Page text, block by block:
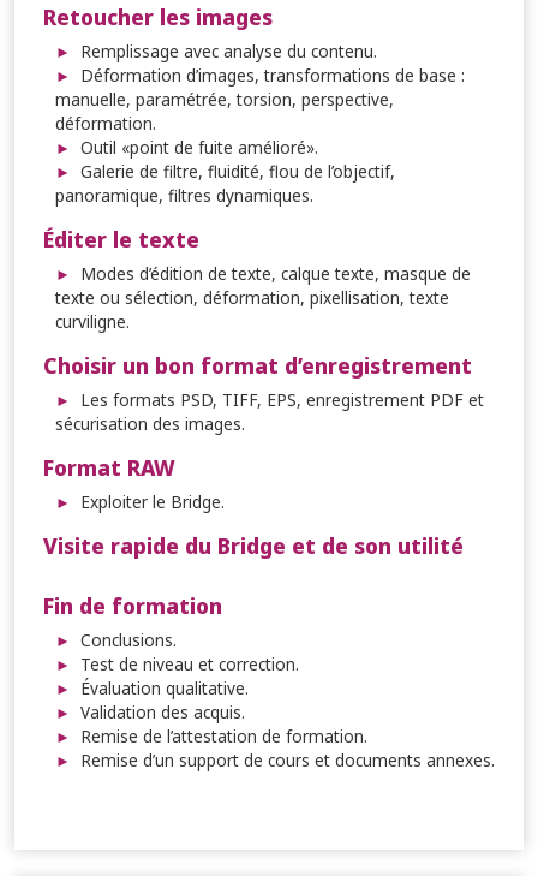
Retoucher les images
Remplissage avec analyse du contenu.
Déformation d’images, transformations de base :
manuelle, paramétrée, torsion, perspective,
déformation.
Outil «point de fuite amélioré».
Galerie de filtre, fluidité, flou de l’objectif,
panoramique, filtres dynamiques.
Éditer le texte
Modes d’édition de texte, calque texte, masque de
texte ou sélection, déformation, pixellisation, texte
curviligne.
Choisir un bon format d’enregistrement
Les formats PSD, TIFF, EPS, enregistrement PDF et
sécurisation des images.
Format RAW
Exploiter le Bridge.
Visite rapide du Bridge et de son utilité
Fin de formation
Conclusions.
Test de niveau et correction.
Évaluation qualitative.
Validation des acquis.
Remise de l’attestation de formation.
Remise d’un support de cours et documents annexes.